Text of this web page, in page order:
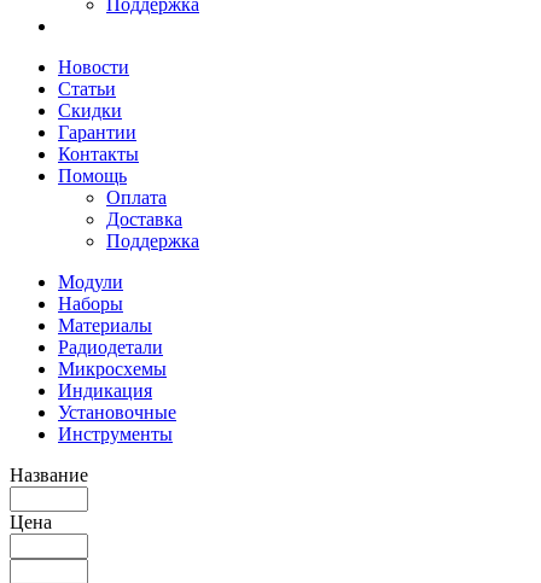
Поддержка
Новости
Статьи
Скидки
Гарантии
Контакты
Помощь
Оплата
Доставка
Поддержка
Модули
Наборы
Материалы
Радиодетали
Микросхемы
Индикация
Установочные
Инструменты
Название
Цена